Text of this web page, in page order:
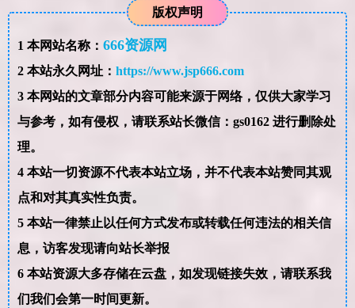
版权声明
1 本网站名称： 666资源网
2本站永久网址： https://www.jsp666.com
3本网站的文章部分内容可能来源于网络，仅供大家学习
与参考，如有侵权，请联系站长微信：gs0162 进行删除处
理。
4本站一切资源不代表本站立场，并不代表本站赞同其观
点和对其真实性负责。
5本站一律禁止以任何方式发布或转载任何违法的相关信
息，访客发现请向站长举报
6本站资源大多存储在云盘，如发现链接失效，请联系我
们我们会第一时间更新。